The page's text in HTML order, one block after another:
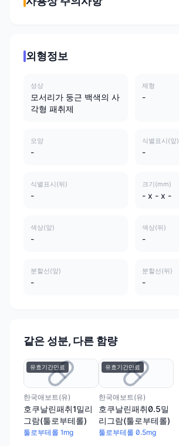
외형정보
성상
모서리가 둥근 백색의 사
각형 패취제
제형
-
모양
-
식별표시(앞)
-
식별표시(뒤)
-
크기(mm)
- x - x -
색상(앞)
-
색상(뒤)
-
분할선(앞)
-
분할선(뒤)
-
같은 성분, 다른 함량
유효기간만료
한국애보트(유)
호쿠날린패취1밀리
그람(툴로부테롤)
툴로부테롤 1mg
유효기간만료
한국애보트(유)
호쿠날린패취0.5밀
리그람(툴로부테롤)
툴로부테롤 0.5mg